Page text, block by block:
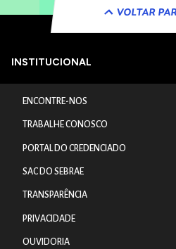
VOLTAR
INSTITUCIONAL
ENCONTRE-NOS
TRABALHE CONOSCO
PORTAL DO CREDENCIADO
SAC DO SEBRAE
TRANSPARÊNCIA
PRIVACIDADE
OUVIDORIA